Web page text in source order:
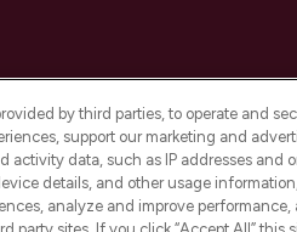
by third parties, to operate and
support our marketing and
activity data, such as IP addresses and
details, and other usage
analyze and improve performance,